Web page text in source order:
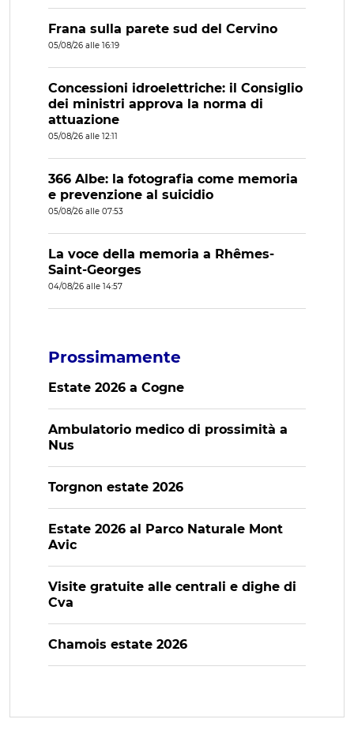
Frana sulla parete sud del Cervino
05/08/26 alle 16:19
Concessioni idroelettriche: il Consiglio
dei ministri approva la norma di
attuazione
05/08/26 alle 12:11
366 Albe: la fotografia come memoria
e prevenzione al suicidio
05/08/26 alle 07:53
La voce della memoria a Rhêmes-
Saint-Georges
04/08/26 alle 14:57
Prossimamente
Estate 2026 a Cogne
Ambulatorio medico di prossimità a
Nus
Torgnon estate 2026
Estate 2026 al Parco Naturale Mont
Avic
Visite gratuite alle centrali e dighe di
Cva
Chamois estate 2026